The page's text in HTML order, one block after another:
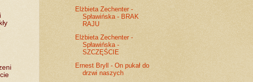
Elżbieta Zechenter -
Spławińska - BRAK
RAJU
Elżbieta Zechenter -
Spławińska -
SZCZĘŚCIE
Ernest Bryll - On pukał do
drzwi naszych